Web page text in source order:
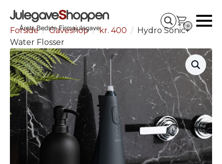
0
Forside Gaveshop kr. 400
Hydro Sonic+
Water Flosser